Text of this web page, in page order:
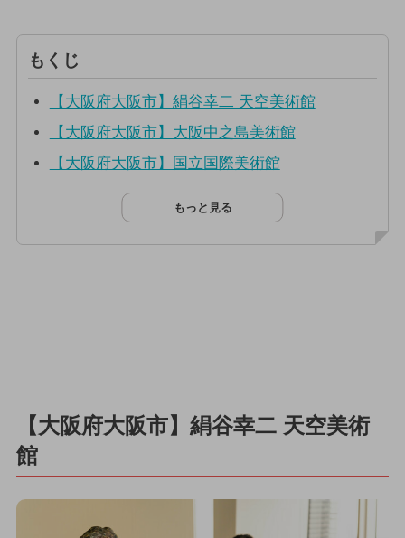
もくじ
【大阪府大阪市】絹谷幸二 天空美術館
【大阪府大阪市】大阪中之島美術館
【大阪府大阪市】国立国際美術館
もっと見る
【大阪府大阪市】絹谷幸二 天空美術
館